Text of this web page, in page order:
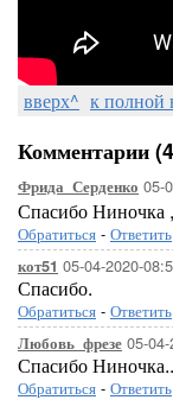
вверх^ к полной
Комментарии
Фрида_Серденко 05-
Спасибо Ниночка
Обратиться - Ответить
кот51 05-04-2020-
Спасибо.
Обратиться - Ответить
Любовь_фрезе 05-
Спасибо Ниночка..
Обратиться - Ответить